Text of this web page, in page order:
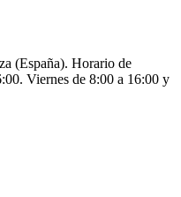
(España). Horario de
Viernes de 8:00 a 16:00 y